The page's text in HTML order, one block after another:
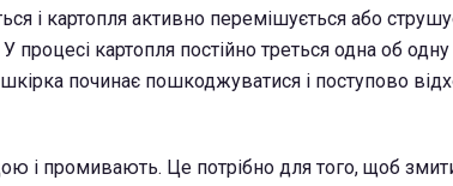
і картопля активно перемішується або
процесі картопля постійно треться одна об одну
починає пошкоджуватися і поступово
і промивають. Це потрібно для того, щоб